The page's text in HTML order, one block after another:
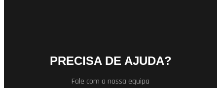
PRECISA DE AJUDA?
Fale com a nossa equipa